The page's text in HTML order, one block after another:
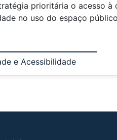
prioritária o acesso
no uso do espaço
e Acessibilidade